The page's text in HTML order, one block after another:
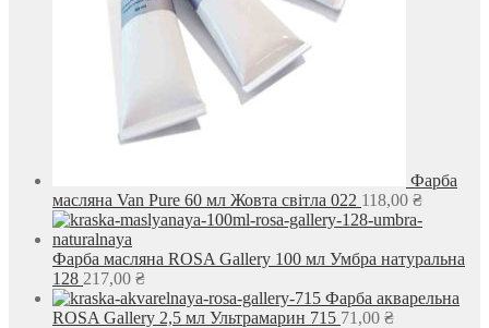
Фарба
масляна Van Pure 60 мл Жовта світла 022 118,00 ₴
Фарба масляна ROSA Gallery 100 мл Умбра натуральна
128 217,00 ₴
Фарба акварельна
ROSA Gallery 2,5 мл Ультрамарин 715 71,00 ₴